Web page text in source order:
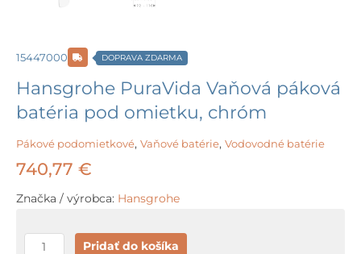
15447000 DOPRAVA ZDARMA
Hansgrohe PuraVida Vaňová páková
batéria pod omietku, chróm
Pákové podomietkové, Vaňové batérie, Vodovodné batérie
740,77 €
Značka / výrobca: Hansgrohe
množstvo
Pridať do košíka